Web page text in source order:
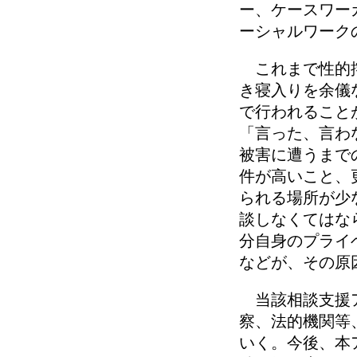
ー、ケースワー
ーシャルワーク
これまで性的
き寝入りを余
で行われること
「言った、言
被害に遭うまで
件が高いこと、
られる場所が
談しなくてはな
分自身のプライ
などが、その原
当該相談支援
察、法的機関等
いく。今後、本